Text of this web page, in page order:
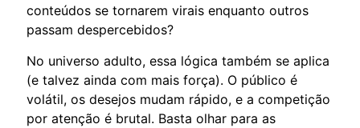
conteúdos se tornarem virais enquanto outros
passam despercebidos?
No universo adulto, essa lógica também se aplica
(e talvez ainda com mais força). O público é
volátil, os desejos mudam rápido, e a competição
por atenção é brutal. Basta olhar para as